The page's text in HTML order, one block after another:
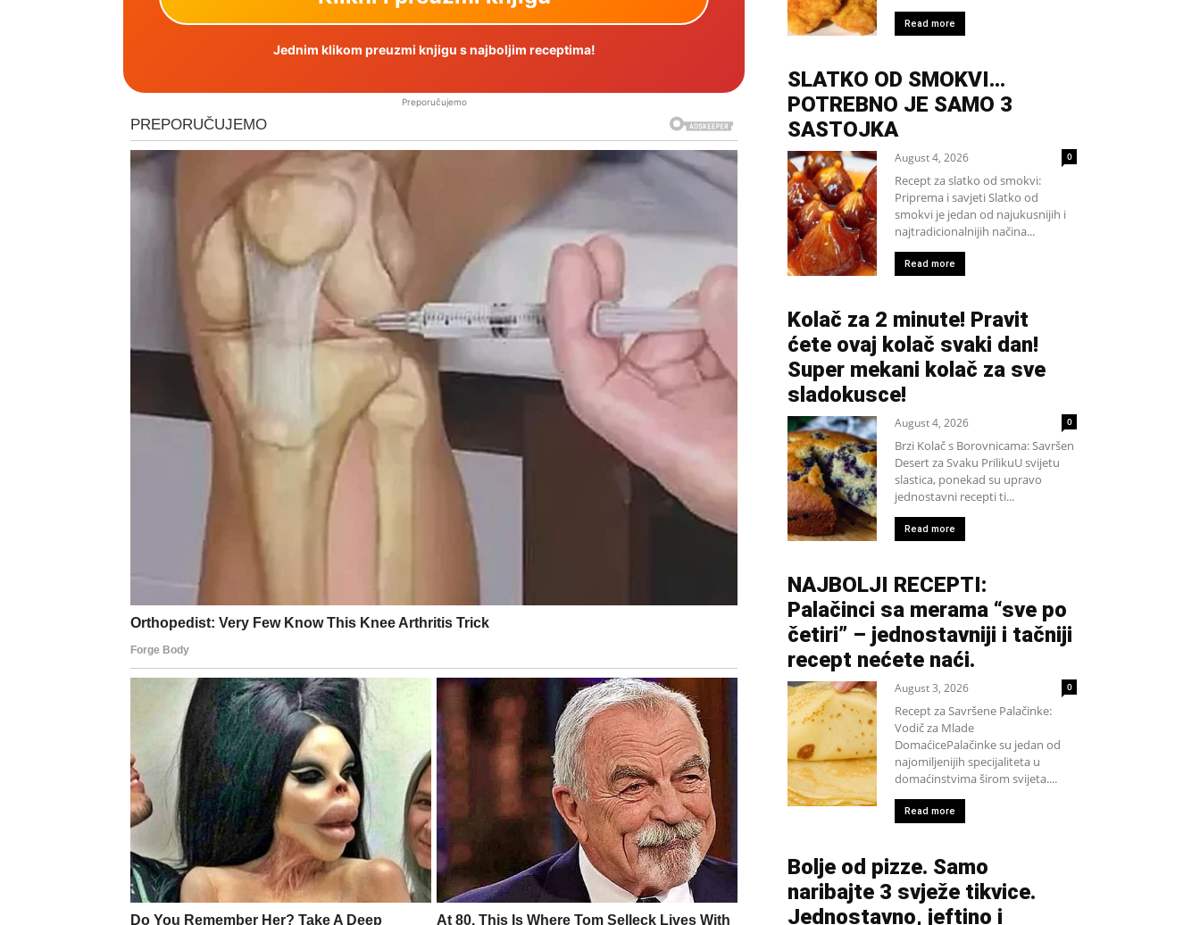
Jednim klikom preuzmi knjigu s najboljim receptima!
Preporučujemo
Read more
SLATKO OD SMOKVI…
POTREBNO JE SAMO 3
SASTOJKA
August 4, 2026 0
Recept za slatko od smokvi:
Priprema i savjeti Slatko od
smokvi je jedan od najukusnijih i
najtradicionalnijih načina...
Read more
Kolač za 2 minute! Pravit
ćete ovaj kolač svaki dan!
Super mekani kolač za sve
sladokusce!
August 4, 2026 0
Brzi Kolač s Borovnicama: Savršen
Desert za Svaku PrilikuU svijetu
slastica, ponekad su upravo
jednostavni recepti ti...
Read more
NAJBOLJI RECEPTI:
Palačinci sa merama “sve po
četiri” – jednostavniji i tačniji
recept nećete naći.
August 3, 2026 0
Recept za Savršene Palačinke:
Vodič za Mlade
DomaćicePalačinke su jedan od
najomiljenijih specijaliteta u
domaćinstvima širom svijeta....
Read more
Bolje od pizze. Samo
naribajte 3 svježe tikvice.
Jednostavno, jeftino i